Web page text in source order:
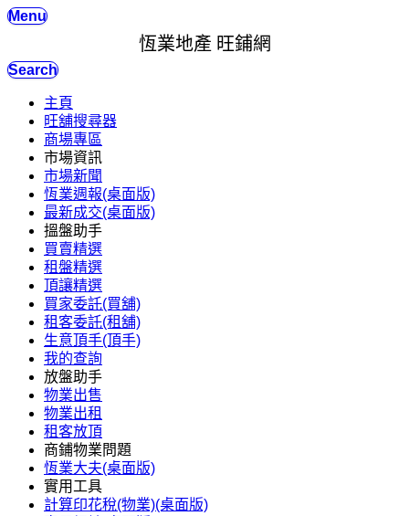
Menu
恆業地產 旺鋪網
Search
主頁
旺舖搜尋器
商場專區
市場資訊
市場新聞
恆業週報(桌面版)
最新成交(桌面版)
搵盤助手
買賣精選
租盤精選
頂讓精選
買家委託(買舖)
租客委託(租舖)
生意頂手(頂手)
我的查詢
放盤助手
物業出售
物業出租
租客放頂
商鋪物業問題
恆業大夫(桌面版)
實用工具
計算印花稅(物業)(桌面版)